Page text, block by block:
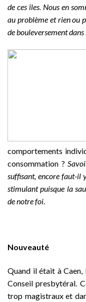
de ces îles. Nous en
au problème et rien ou
de bouleversement
comportements
consommation ?
suffisant, encore faut-il
stimulant puisque la
de notre foi.
Nouveauté
Quand il était à Caen,
Conseil presbytéral.
trop magistraux et